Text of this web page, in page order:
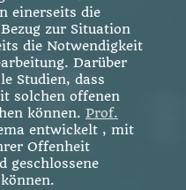
einerseits die
zur Situation
die Notwendigkeit
Darüber
Studien, dass
solchen offenen
können. Prof.
entwickelt , mit
Offenheit
geschlossene